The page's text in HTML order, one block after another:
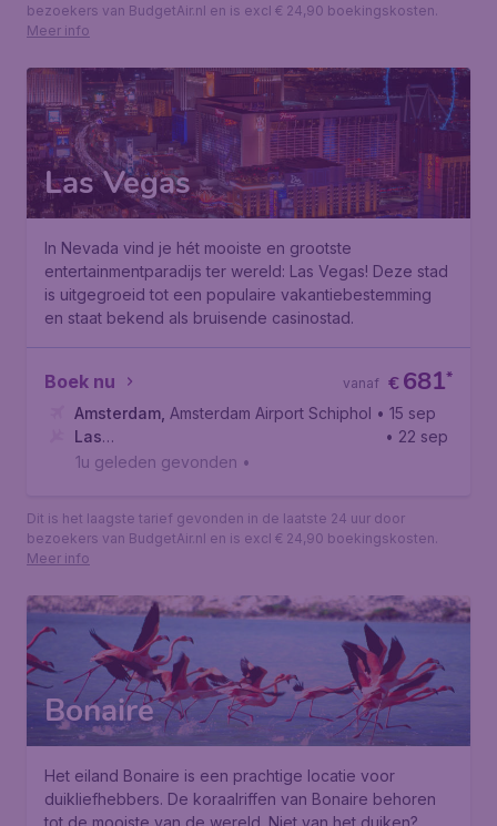
bezoekers van BudgetAir.nl en is excl € 24,90 boekingskosten.
Meer info
Las Vegas
In Nevada vind je hét mooiste en grootste
entertainmentparadijs ter wereld: Las Vegas! Deze stad
is uitgegroeid tot een populaire vakantiebestemming
en staat bekend als bruisende casinostad.
Boek nu €681*
vanaf
Amsterdam Amsterdam Airport Schiphol • 15 sep
Las
Vegas, Harry Reid International Airport
• 22 sep
1u geleden gevonden •
Dit is het laagste tarief gevonden in de laatste 24 uur door
bezoekers van BudgetAir.nl en is excl € 24,90 boekingskosten.
Meer info
Bonaire
Het eiland Bonaire is een prachtige locatie voor
duikliefhebbers. De koraalriffen van Bonaire behoren
tot de mooiste van de wereld. Niet van het duiken?